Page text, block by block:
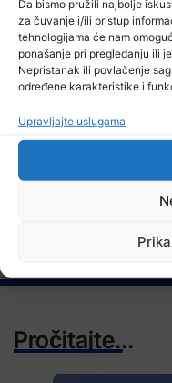
Da bismo pružili najbolje
za čuvanje i/ili pristup
tehnologijama će nam
ponašanje pri pregledanju ili
Nepristanak ili povlačenje
određene karakteristike i
Upravljajte uslugama
5 Augusta, 2026
Stipendija od 1.000 KM za
sredina
Pročitajte...